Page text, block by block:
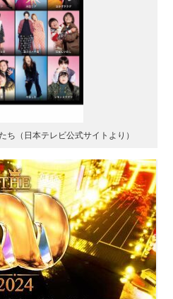
ち（日本テレビ公式サイトより）